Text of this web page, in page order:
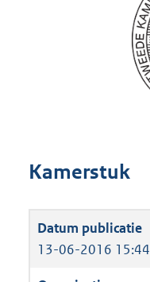
Kamerstuk
13-06-2016 15:44